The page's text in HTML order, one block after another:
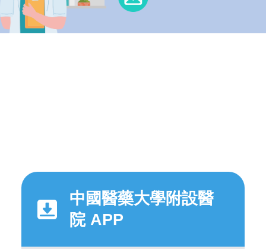
中國醫藥大學附設醫
院 APP